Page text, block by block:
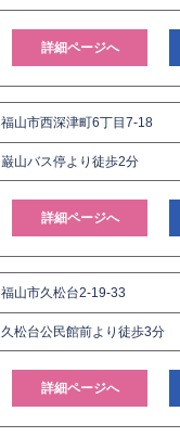
詳細ページへ
福山市西深津町6丁目7-18
巌山バス停より徒歩2分
詳細ページへ
福山市久松台2-19-33
久松台公民館前より徒歩3分
詳細ページへ